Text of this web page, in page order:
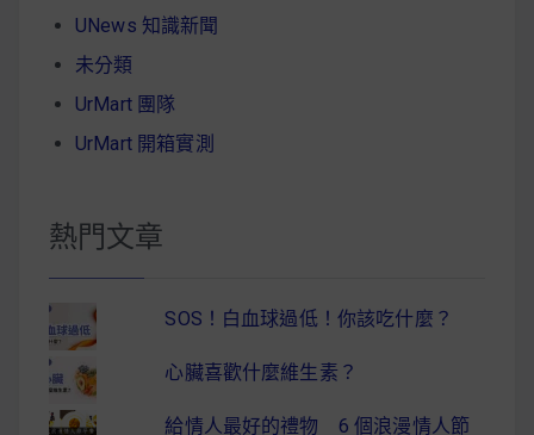
UNews 知識新聞
未分類
UrMart 團隊
UrMart 開箱實測
熱門文章
SOS！白血球過低！你該吃什麼？
心臟喜歡什麼維生素？
給情人最好的禮物 6 個浪漫情人節